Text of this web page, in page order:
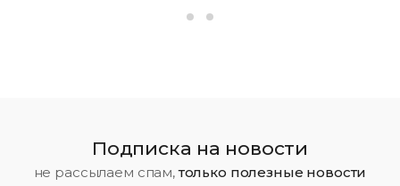
Подписка на новости
не рассылаем спам,только полезные новости